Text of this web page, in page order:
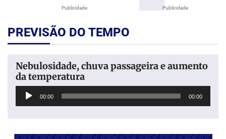
Publicidade Publicidade
PREVISÃO DO TEMPO
Nebulosidade, chuva passageira e aumento
da temperatura
Tocador
00:00 00:00